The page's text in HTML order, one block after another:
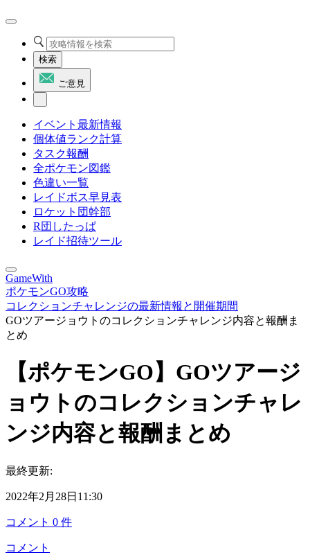
検索
ご意見
イベント最新情報
個体値ランク計算
タスク報酬
全ポケモン図鑑
色違い一覧
レイドボス早見表
ロケット団幹部
R団したっぱ
レイド招待ツール
GameWith
ポケモンGO攻略
コレクションチャレンジの最新情報と開催期間
GOツアージョウトのコレクションチャレンジ内容と報酬ま
とめ
【ポケモンGO】GOツアージ
ョウトのコレクションチャレ
ンジ内容と報酬まとめ
最終更新:
2022年2月28日11:30
コメント 0 件
コメント